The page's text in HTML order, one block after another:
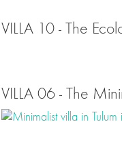
VILLA 10 - The
VILLA 06 - The